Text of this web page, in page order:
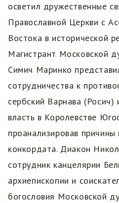
осветил дружественные
Православной Церкви с
Востока в исторической
Магистрант Московской
Симич Маринко
сотрудничества к
сербский Варнава (Росич)
власть в Королевстве
проанализировав причины
конкордата. Диакон
сотрудник канцелярии
архиепископии и
богословия Московской